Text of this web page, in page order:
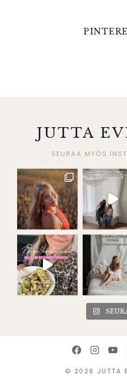
JUTTA
SEURAA MYÖS
© 2026 JUTTA